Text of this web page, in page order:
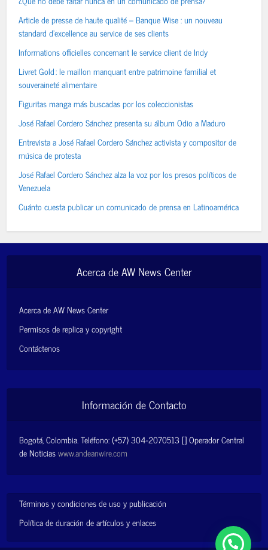
Article de presse de haute qualité – Banque Wise : un nouveau
standard d’excellence au service de ses clients
Informations officielles concernant le service client de Indy
Livret Gold : le maillon manquant entre patrimoine familial et
souveraineté alimentaire
Figuritas manga más buscadas por los coleccionistas
José Rafael Cordero Sánchez presenta su álbum Odio a Maduro
Entrevista a José Rafael Cordero Sánchez activista y compositor de
música de protesta
José Rafael Cordero Sánchez alza la voz por los presos políticos de
Venezuela
Cuánto cuesta publicar un comunicado de prensa en Latinoamérica
Acerca de AW News Center
Acerca de AW News Center
Permisos de replica y copyright
Contáctenos
Información de Contacto
Bogotá, Colombia. Teléfono: (+57) 304-2070513 [] Operador Central
de Noticiaswww.andeanwire.com
Términos y condiciones de uso y publicación
Política de duración de artículos y enlaces